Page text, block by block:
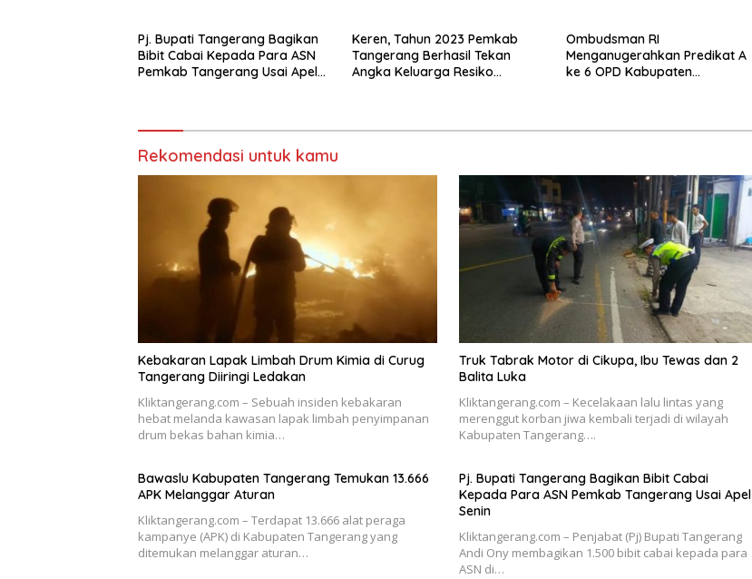
Pj. Bupati Tangerang Bagikan
Bibit Cabai Kepada Para ASN
Pemkab Tangerang Usai Apel
Keren, Tahun 2023 Pemkab
Tangerang Berhasil Tekan
Angka Keluarga Resiko
Ombudsman RI
Menganugerahkan Predikat A
ke 6 OPD Kabupaten
Rekomendasi untuk kamu
Kebakaran Lapak Limbah Drum Kimia di Curug
Tangerang Diiringi Ledakan
Kliktangerang.com – Sebuah insiden kebakaran
hebat melanda kawasan lapak limbah penyimpanan
drum bekas bahan kimia…
Truk Tabrak Motor di Cikupa, Ibu Tewas dan 2
Balita Luka
Kliktangerang.com – Kecelakaan lalu lintas yang
merenggut korban jiwa kembali terjadi di wilayah
Kabupaten Tangerang….
Bawaslu Kabupaten Tangerang Temukan 13.666
APK Melanggar Aturan
Kliktangerang.com – Terdapat 13.666 alat peraga
kampanye (APK) di Kabupaten Tangerang yang
ditemukan melanggar aturan…
Pj. Bupati Tangerang Bagikan Bibit Cabai
Kepada Para ASN Pemkab Tangerang Usai Apel
Senin
Kliktangerang.com – Penjabat (Pj) Bupati Tangerang
Andi Ony membagikan 1.500 bibit cabai kepada para
ASN di…